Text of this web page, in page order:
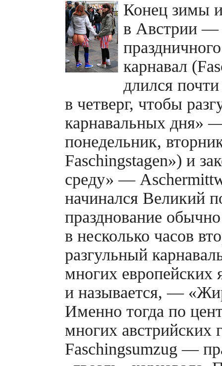
Конец зимы
в Австрии —
карнавал
длился
в четверг, чтобы
карнавальных дня»
понедельник,
Faschingstagen») и
среду» —
начинался Великий
празднование
в несколько часов
разгульный
многих европейских
и называется, —
Именно тогда по
многих австрийских
Faschingsumzug —